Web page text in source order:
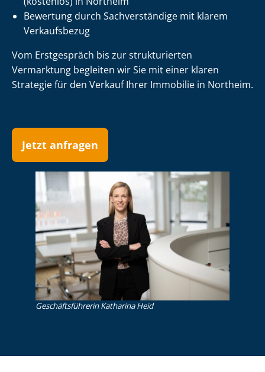
Bewertung durch Sachverständige mit klarem
Verkaufsbezug
Vom Erstgespräch bis zur strukturierten
Vermarktung begleiten wir Sie mit einer klaren
Strategie für den Verkauf Ihrer Immobilie in Northeim.
Jetzt anfragen
Ge­schäfts­füh­re­rin Katharina Heid